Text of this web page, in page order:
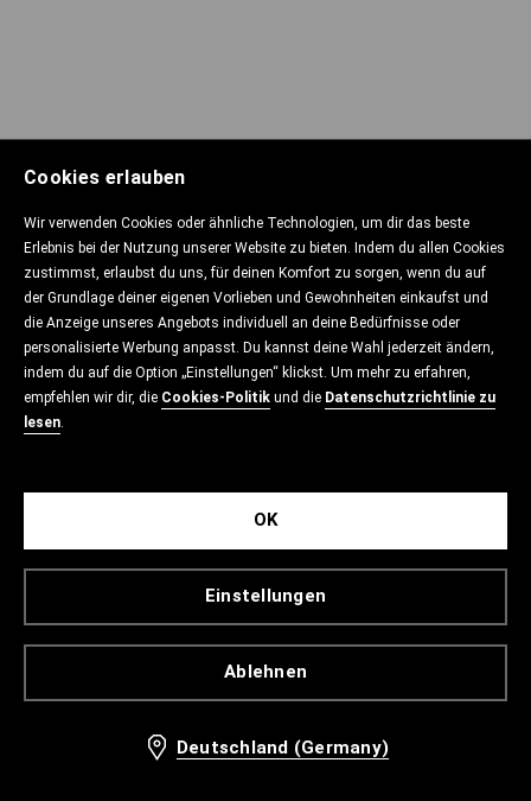
Cookies erlauben
Wir verwenden Cookies oder ähnliche Technologien, um dir das beste
Erlebnis bei der Nutzung unserer Website zu bieten. Indem du allen Cookies
zustimmst, erlaubst du uns, für deinen Komfort zu sorgen, wenn du auf
der Grundlage deiner eigenen Vorlieben und Gewohnheiten einkaufst und
die Anzeige unseres Angebots individuell an deine Bedürfnisse oder
personalisierte Werbung anpasst. Du kannst deine Wahl jederzeit ändern,
indem du auf die Option „Einstellungen“ klickst. Um mehr zu erfahren,
empfehlen wir dir, die Cookies-Politik und die Datenschutzrichtlinie zu
lesen.
Ablehnen
Einstellungen
OK
Deutschland (Germany)